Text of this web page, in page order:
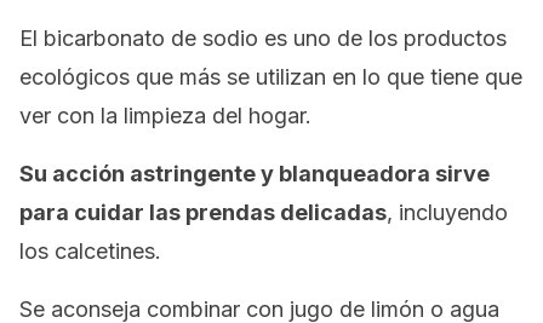
El bicarbonato de sodio es uno de los productos
ecológicos que más se utilizan en lo que tiene que
ver con la limpieza del hogar.
Su acción astringente y blanqueadora sirve
para cuidar las prendas delicadas, incluyendo
los calcetines.
Se aconseja combinar con jugo de limón o agua